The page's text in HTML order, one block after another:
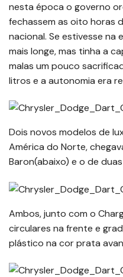
nesta época o governo
fechassem as oito horas
nacional. Se estivesse
mais longe, mas tinha a
malas um pouco
litros e a autonomia era
Dois novos modelos de
América do Norte,
Baron(abaixo) e o de
Ambos, junto com o
circulares na frente e
plástico na cor prata